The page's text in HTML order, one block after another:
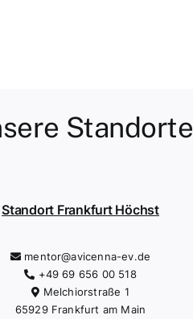
Standorte
Standort Frankfurt Höchst
mentor@avicenna-ev.de
+49 69 656 00 518
Melchiorstraße 1
65929 Frankfurt am Main